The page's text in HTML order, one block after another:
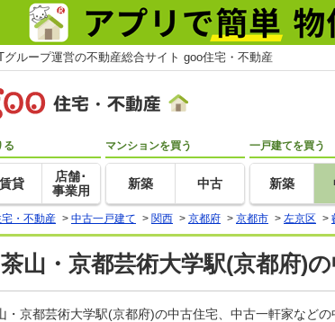
グループ運営の不動産総合サイト goo住宅・不動産
る
賃貸
店舗･
事業用
マンションを買う
新築 中古
一戸建てを買う
新築
・不動産 > 中古一戸建て > 関西 > 京都府 > 京都市 > 左京区 >
茶山・京都芸術大学駅(京都府)
・京都芸術大学駅(京都府)の中古住宅、中古一軒家など